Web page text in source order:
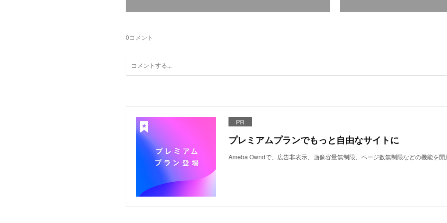
0コメント
PR
プレミアムプランでもっと自由なサイトに
Ameba Owndで、広告非表示、画像容量無制限、ページ数無制限などの機能を開